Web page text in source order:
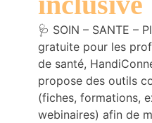
🩺 SOIN – SANTE –
gratuite pour les
de santé,
propose des outils
(fiches, formations,
webinaires) afin de